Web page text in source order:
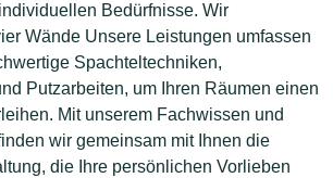
Bedürfnisse. Wir
Wände Unsere Leistungen umfassen
Spachteltechniken,
Putzarbeiten, um Ihren Räumen einen
Mit unserem Fachwissen und
wir gemeinsam mit Ihnen die
die Ihre persönlichen Vorlieben